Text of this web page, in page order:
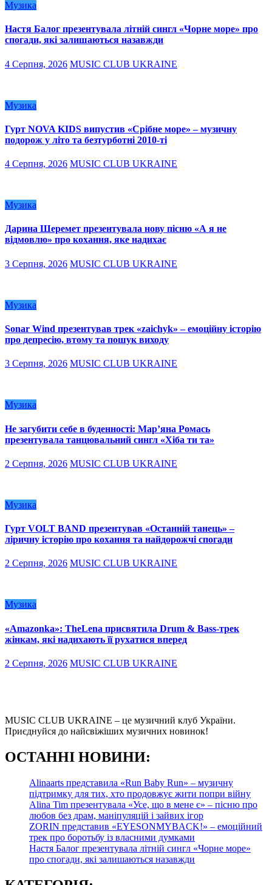
Музика
Настя Балог презентувала літній сингл «Чорне море» про
спогади, які залишаються назавжди
4 Серпня, 2026 MUSIC CLUB UKRAINE
Музика
Гурт NOVA KIDS випустив «Срібне море» – музичну
подорож у літо та безтурботні 2010-ті
4 Серпня, 2026 MUSIC CLUB UKRAINE
Музика
Дарина Шеремет презентувала нову пісню «А я не
відмовлю» про кохання, яке надихає
3 Серпня, 2026 MUSIC CLUB UKRAINE
Музика
Sonar Wind презентував трек «zaichyk» – емоційну історію
про депресію, втому та пошук виходу
3 Серпня, 2026 MUSIC CLUB UKRAINE
Музика
Не загубити себе в буденності: Мар’яна Ромась
презентувала танцювальний сингл «Хіба ти та»
2 Серпня, 2026 MUSIC CLUB UKRAINE
Музика
Гурт VOLT BAND презентував «Останній танець» –
ліричну історію про кохання та найдорожчі спогади
2 Серпня, 2026 MUSIC CLUB UKRAINE
Музика
«Amazonka»: TheLena присвятила Drum & Bass-трек
жінкам, які надихають її рухатися вперед
2 Серпня, 2026 MUSIC CLUB UKRAINE
MUSIC CLUB UKRAINE – це музичний клуб України.
Приєднуйся до найсвіжіших музичних новинок!
ОСТАННІ НОВИНИ:
Alinaarts представила «Run Baby Run» – музичну
підтримку для тих, хто продовжує жити попри війну
Alina Tim презентувала «Усе, що в мене є» – пісню про
любов без драм, маніпуляцій і зайвих ігор
ZORIN представив «EYESONMYBACK!» – емоційний
трек про боротьбу із власними думками
Настя Балог презентувала літній сингл «Чорне море»
про спогади, які залишаються назавжди